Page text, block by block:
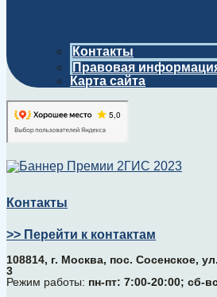
Контакты
Правовая
Карта сайта
Контакты
>> Перейти к контактам
108814, г. Москва, поc. Сосенское,
3
Режим работы: пн-пт: 7:00-20:00; сб-